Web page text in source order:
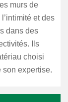
murs de
et des
dans des
Ils
choisi
son expertise.